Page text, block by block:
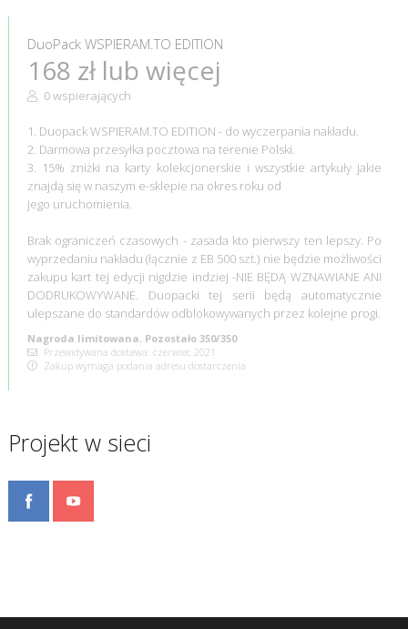
DuoPack WSPIERAM.TO EDITION
168 zł lub więcej
0 wspierających
1. Duopack WSPIERAM.TO EDITION - do wyczerpania nakładu.
2. Darmowa przesyłka pocztowa na terenie Polski.
3. 15% zniżki na karty kolekcjonerskie i wszystkie artykuły jakie
znajdą się w naszym e-sklepie na okres roku od
jego uruchomienia.
Brak ograniczeń czasowych - zasada kto pierwszy ten lepszy. Po
wyprzedaniu nakładu (łącznie z EB 500 szt.) nie będzie możliwości
zakupu kart tej edycji nigdzie indziej -NIE BĘDĄ WZNAWIANE ANI
DODRUKOWYWANE. Duopacki tej serii będą automatycznie
ulepszane do standardów odblokowywanych przez kolejne progi.
Nagroda limitowana. Pozostało 350/350
Przewidywana dostawa: czerwiec 2021
Zakup wymaga podania adresu dostarczenia
Projekt w sieci